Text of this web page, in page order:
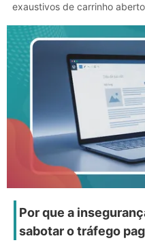
exaustivos de carrinho
Por que a
sabotar o tráfego